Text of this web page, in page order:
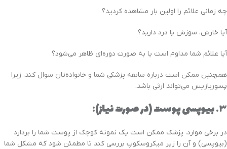
چه زمانی علائم را اولین بار مشاهده کردید؟
آیا خارش، سوزش یا درد دارید؟
آیا علائم شما مداوم است یا به صورت دوره‌ای ظاهر می‌شود؟
همچنین ممکن است درباره سابقه پزشکی شما و خانواده‌تان سوال کند، زیرا
پسوریازیس می‌تواند ارثی باشد.
۳. بیوپسی پوست (در صورت نیاز):
در برخی موارد، پزشک ممکن است یک نمونه کوچک از پوست شما را بردارد
(بیوپسی) و آن را زیر میکروسکوپ بررسی کند تا مطمئن شود که مشکل شما